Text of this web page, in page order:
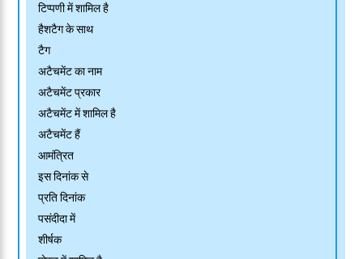
टिप्पणी में शामिल है
हैशटैग के साथ
टैग
अटैचमेंट का नाम
अटैचमेंट प्रकार
अटैचमेंट में शामिल है
अटैचमेंट हैं
आमंत्रित
इस दिनांक से
प्रति दिनांक
पसंदीदा में
शीर्षक